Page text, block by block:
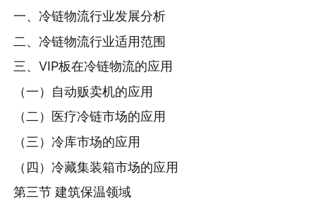
一、冷链物流行业发展分析
二、冷链物流行业适用范围
三、VIP板在冷链物流的应用
（一）自动贩卖机的应用
（二）医疗冷链市场的应用
（三）冷库市场的应用
（四）冷藏集装箱市场的应用
第三节 建筑保温领域